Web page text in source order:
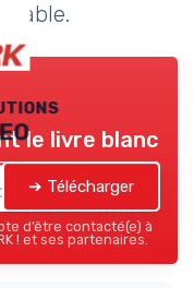
le livre blanc
➔ Télécharger
d’être contacté(e) à
! et ses partenaires.